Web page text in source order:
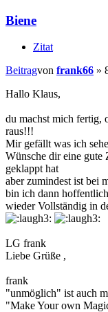
Biene
Zitat
Beitragvon frank66 »
Hallo Klaus,
du machst mich fertig,
raus!!!
Mir gefällt was ich
Wünsche dir eine gute
geklappt hat
aber zumindest ist bei
bin ich dann hoffentlich
wieder Vollständig in
LG frank
Liebe Grüße ,
frank
"unmöglich" ist auch
"Make Your own